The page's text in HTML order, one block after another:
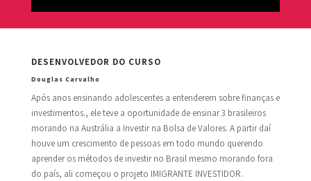
DESENVOLVEDOR DO CURSO
Douglas Carvalho
Após anos ensinando adolescentes a entenderem sobre finanças e
investimentos., ele teve a oportunidade de ensinar 3 brasileiros
morando na Austrália a Investir na Bolsa de Valores. A partir daí
houve um crescimento de pessoas em todo mundo querendo
aprender os métodos de investir no Brasil mesmo morando fora
do país, ali começou o projeto IMIGRANTE INVESTIDOR.